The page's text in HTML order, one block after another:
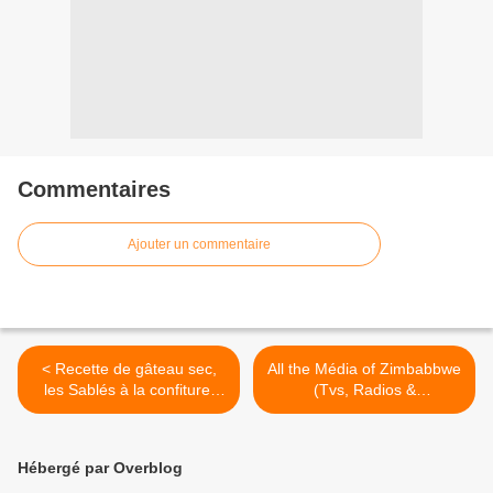
Commentaires
Ajouter un commentaire
< Recette de gâteau sec,
les Sablés à la confiture,
Algérie, صابلي بالمعجون
All the Média of Zimbabbwe
(Tvs, Radios &
Newspapers) وسائل إعلام
Hébergé par Overblog